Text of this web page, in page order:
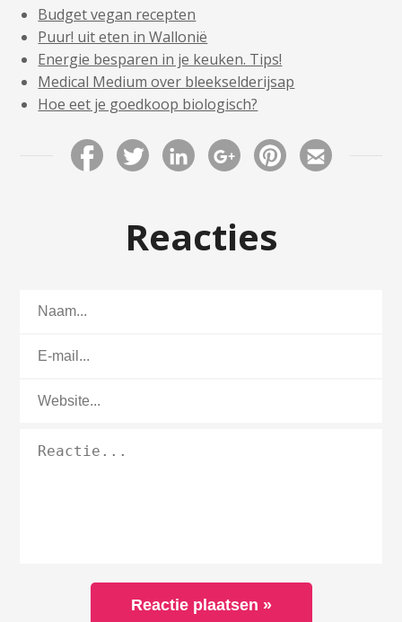
Budget vegan recepten
Puur! uit eten in Wallonië
Energie besparen in je keuken. Tips!
Medical Medium over bleekselderijsap
Hoe eet je goedkoop biologisch?
Reacties